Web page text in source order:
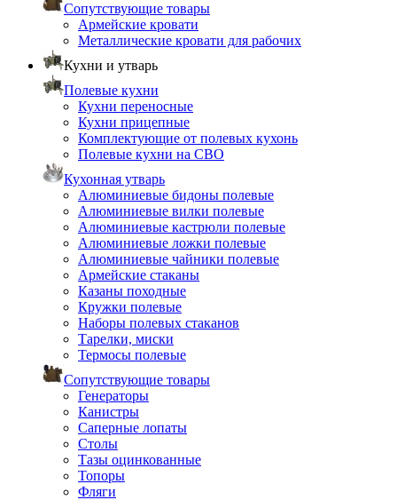
Сопутствующие товары
Армейские кровати
Металлические кровати для рабочих
Кухни и утварь
Полевые кухни
Кухни переносные
Кухни прицепные
Комплектующие от полевых кухонь
Полевые кухни на СВО
Кухонная утварь
Алюминиевые бидоны полевые
Алюминиевые вилки полевые
Алюминиевые кастрюли полевые
Алюминиевые ложки полевые
Алюминиевые чайники полевые
Армейские стаканы
Казаны походные
Кружки полевые
Наборы полевых стаканов
Тарелки, миски
Термосы полевые
Сопутствующие товары
Генераторы
Канистры
Саперные лопаты
Столы
Тазы оцинкованные
Топоры
Фляги